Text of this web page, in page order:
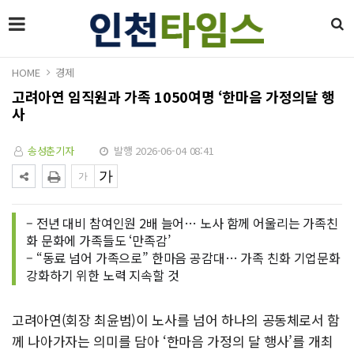
HOME 경제
고려아연 임직원과 가족 1050여명 ‘한마음 가정의달 행
사
송성춘기자 발행 2026-06-04 08:41
– 전년 대비 참여인원 2배 늘어… 노사 함께 어울리는 가족친
화 문화에 가족들도 ‘만족감’
– “동료 넘어 가족으로” 한마음 공감대… 가족 친화 기업문화
강화하기 위한 노력 지속할 것
고려아연(회장 최윤범)이 노사를 넘어 하나의 공동체로서 함
께 나아가자는 의미를 담아 ‘한마음 가정의 달 행사’를 개최